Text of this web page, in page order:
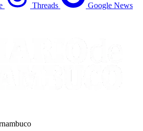
Threads Google News